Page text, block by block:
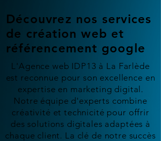
Découvrez nos services
de création web et
référencement google
L'Agence web IDP13 à La Farlède
est reconnue pour son excellence en
expertise en marketing digital.
Notre équipe d'experts combine
créativité et technicité pour offrir
des solutions digitales adaptées à
chaque client. La clé de notre succès